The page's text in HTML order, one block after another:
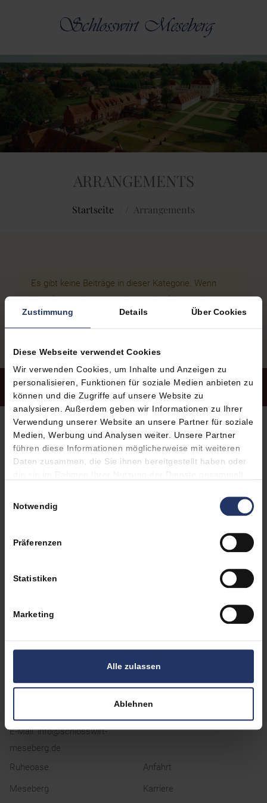
Zustimmung Details Über Cookies
Diese Webseite verwendet Cookies
Wir verwenden Cookies, um Inhalte und Anzeigen zu
personalisieren, Funktionen für soziale Medien anbieten zu
können und die Zugriffe auf unsere Website zu
analysieren. Außerdem geben wir Informationen zu Ihrer
Verwendung unserer Website an unsere Partner für soziale
Medien, Werbung und Analysen weiter. Unsere Partner
führen diese Informationen möglicherweise mit weiteren
Daten zusammen, die Sie ihnen bereitgestellt haben oder
Notwendig
Präferenzen
Statistiken
Marketing
Alle zulassen
Ablehnen
ARRANGEMENTS
Startseite Arrangements
Es gibt keine Beiträge in dieser Kategorie. Wenn
Unterkategorien angezeigt werden, können diese
aber Beiträge enthalten.
BEREIT FÜR EINE AUSZEIT DER
EXTRAKLASSE?
Meseberger Dorfstraße 27
16775 Meseberg
E-Mail:info@schlosswirt-
meseberg.de
Hotel
Kulinarik
Arrangements
Ruheoase
Meseberg
Anfahrt
Karriere